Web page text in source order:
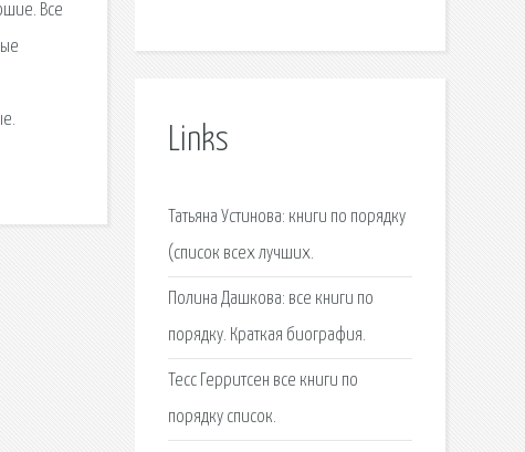
Все
Links
Татьяна Устинова: книги по порядку
(список всех лучших.
Полина Дашкова: все книги по
порядку. Краткая биография.
Тесс Герритсен все книги по
порядку список.